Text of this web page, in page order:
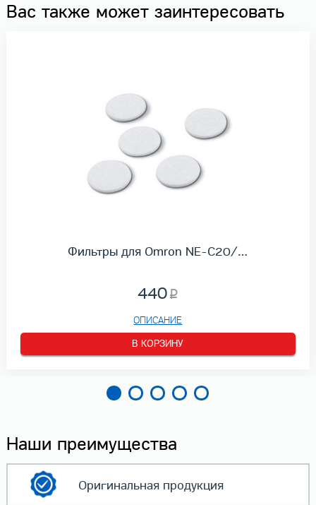
Вас также может заинтересовать
Фильтры для Omron NE-C20/…
440
ОПИСАНИЕ
В КОРЗИНУ
Наши преимущества
Оригинальнаяпродукция